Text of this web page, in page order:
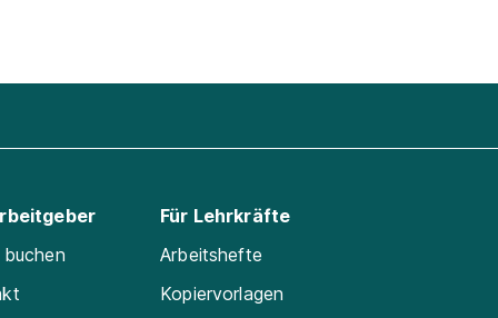
Für Lehrkräfte
Arbeitshefte
Kopiervorlagen